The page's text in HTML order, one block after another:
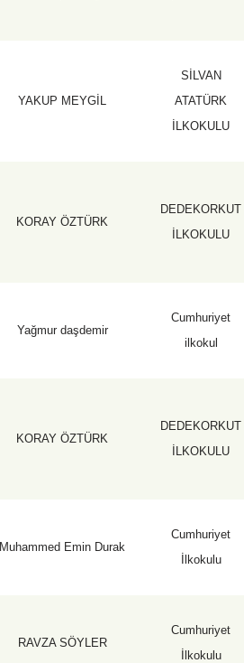
YAKUP MEYGİL
SİLVAN
ATATÜRK
İLKOKULU
KORAY ÖZTÜRK
DEDEKORKUT
İLKOKULU
Yağmur daşdemir
Cumhuriyet
ilkokul
KORAY ÖZTÜRK
DEDEKORKUT
İLKOKULU
Muhammed Emin Durak
Cumhuriyet
İlkokulu
RAVZA SÖYLER
Cumhuriyet
İlkokulu